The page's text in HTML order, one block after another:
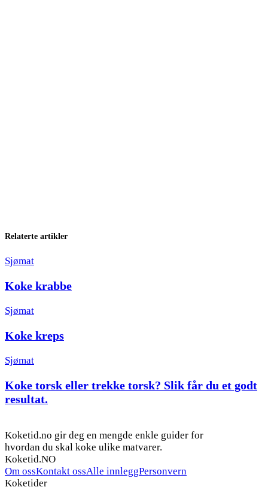
Relaterte artikler
Sjømat
Koke krabbe
Sjømat
Koke kreps
Sjømat
Koke torsk eller trekke torsk? Slik får du et godt
resultat.
Koketid.no gir deg en mengde enkle guider for
hvordan du skal koke ulike matvarer.
Koketid.NO
Om ossKontakt ossAlle innleggPersonvern
Koketider